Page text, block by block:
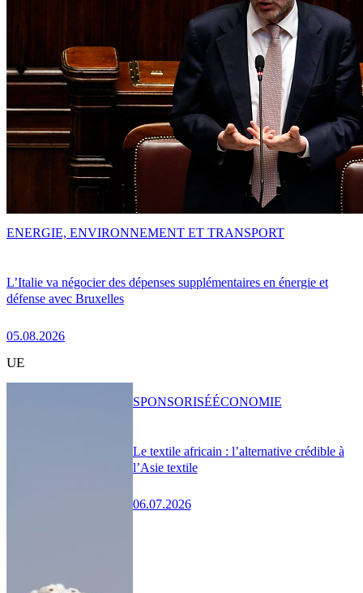
L’Italie va négocier des dépenses supplémentaires en énergie et
défense avec Bruxelles
05.08.2026
ENERGIE, ENVIRONNEMENT ET TRANSPORT
UE
Le textile africain : l’alternative crédible à
l’Asie textile
06.07.2026
SPONSORISÉÉCONOMIE